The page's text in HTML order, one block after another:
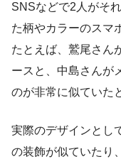
SNSなどで2人がそ
た柄やカラーのスマ
たとえば、鷲尾さん
ースと、中島さんが
のが非常に似ていた
実際のデザインとし
の装飾が似ていたり